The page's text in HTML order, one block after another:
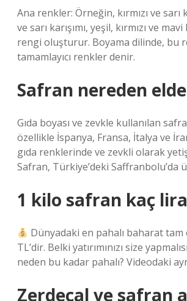
Ana renkler: Örneğin, kırmızı ve sarı
ve sarı karışımı, yeşil, kırmızı ve mavi
rengi oluşturur. Boyama dilinde, bu
tamamlayıcı renkler denir.
Safran nereden
Gıda boyası ve zevkle kullanılan
özellikle İspanya, Fransa, İtalya ve
gıda renklerinde ve zevkli olarak
Safran, Türkiye’deki Saffranbolu’da
1 kilo safran kaç
Dünyadaki en pahalı baharat tam
TL’dir. Belki yatırımınızı size
neden bu kadar pahalı? Videodaki
Zerdeçal ve safran